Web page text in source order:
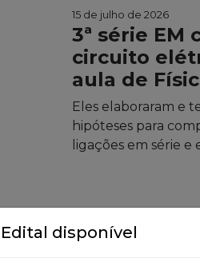
15 de julho de 2026
3ª série EM
circuito
aula de
Eles elaboraram e
hipóteses para
ligações em série e
Edital disponível